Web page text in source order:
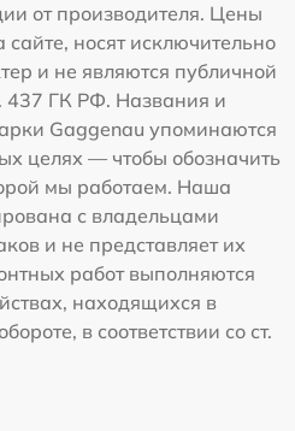
от производителя. Цены
носят исключительно
и не являются публичной
437 ГК РФ. Названия и
Gaggenau упоминаются
целях — чтобы обозначить
мы работаем. Наша
с владельцами
и не представляет их
работ выполняются
находящихся в
в соответствии со ст.